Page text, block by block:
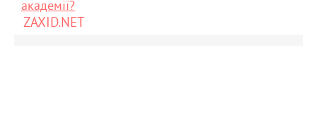
академії?
ZAXID.NET